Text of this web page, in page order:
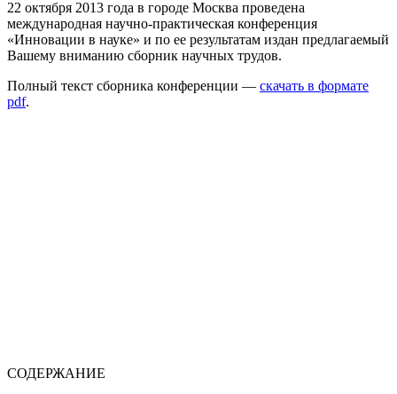
22 октября 2013 года в городе Москва проведена
международная научно-практическая конференция
«Инновации в науке» и по ее результатам издан предлагаемый
Вашему вниманию сборник научных трудов.
Полный текст сборника конференции — скачать в формате
pdf.
СОДЕРЖАНИЕ